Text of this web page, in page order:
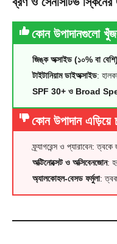
কোন উপাদানগুলো
জিঙ্ক অক্সাইড (১০% বা বেশি)
টাইটানিয়াম ডাইঅক্সাইড:
SPF 30+ ও Broad
কোন উপাদান এড়িয়ে
ফ্র্যাগরেন্স ও প্যারাবেন:
অক্টিনোক্সেট ও অক্সিবেনজোন:
অ্যালকোহল-বেসড ফর্মুলা: